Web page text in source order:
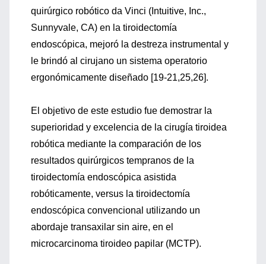
quirúrgico robótico da Vinci (Intuitive, Inc.,
Sunnyvale, CA) en la tiroidectomía
endoscópica, mejoró la destreza instrumental y
le brindó al cirujano un sistema operatorio
ergonómicamente diseñado [19-21,25,26].
El objetivo de este estudio fue demostrar la
superioridad y excelencia de la cirugía tiroidea
robótica mediante la comparación de los
resultados quirúrgicos tempranos de la
tiroidectomía endoscópica asistida
robóticamente, versus la tiroidectomía
endoscópica convencional utilizando un
abordaje transaxilar sin aire, en el
microcarcinoma tiroideo papilar (MCTP).